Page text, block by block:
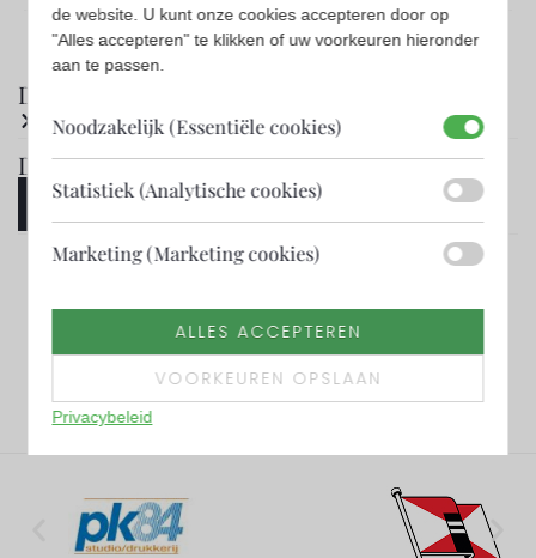
Disciplines
Glas
Delen
de website. U kunt onze cookies accepteren door op
"Alles accepteren" te klikken of uw voorkeuren hieronder
aan te passen.
Noodzakelijk (Essentiële cookies)
Statistiek (Analytische cookies)
Marketing (Marketing cookies)
ALLES ACCEPTEREN
VOORKEUREN OPSLAAN
Privacybeleid